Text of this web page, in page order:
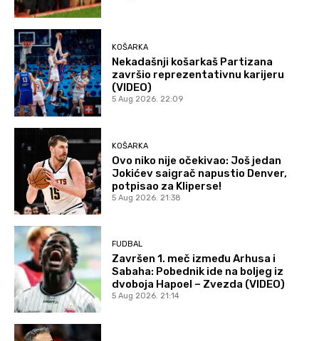
KOŠARKA
Nekadašnji košarkaš Partizana
završio reprezentativnu karijeru
(VIDEO)
5 Aug 2026. 22:09
KOŠARKA
Ovo niko nije očekivao: Još jedan
Jokićev saigrač napustio Denver,
potpisao za Kliperse!
5 Aug 2026. 21:38
FUDBAL
Završen 1. meč između Arhusa i
Sabaha: Pobednik ide na boljeg iz
dvoboja Hapoel – Zvezda (VIDEO)
5 Aug 2026. 21:14